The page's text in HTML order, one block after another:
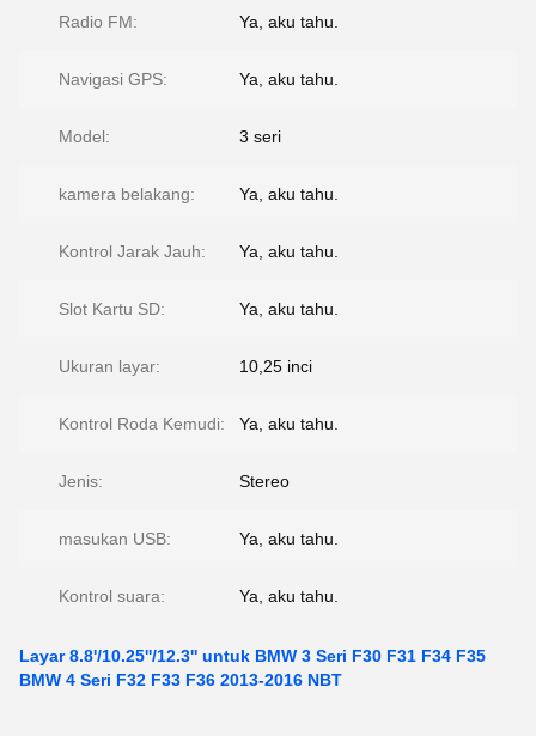
Radio FM: Ya, aku tahu.
Navigasi GPS: Ya, aku tahu.
Model: 3 seri
kamera belakang: Ya, aku tahu.
Kontrol Jarak Jauh: Ya, aku tahu.
Slot Kartu SD: Ya, aku tahu.
Ukuran layar: 10,25 inci
Kontrol Roda Kemudi: Ya, aku tahu.
Jenis: Stereo
masukan USB: Ya, aku tahu.
Kontrol suara: Ya, aku tahu.
Layar 8.8'/10.25''/12.3'' untuk BMW 3 Seri F30 F31 F34 F35
BMW 4 Seri F32 F33 F36 2013-2016 NBT